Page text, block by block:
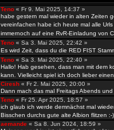
Teno « Fr 9. Mai 2025, 14:37 »
habe gestern mal wieder in alten Zeiten
vereinfachen habe ich heute mal alle
immernoch auf eine RvR-Einladung von
Teno « Sa 3. Mai 2025, 22:42 »
Es wird Zeit, dass du die RED FIST
Teno « Sa 3. Mai 2025, 22:40 »
Hallo! Hab gesehen, dass man mit dem
kann. Vielleicht spiel ich doch lieber
Ciresh « Fr 2. Mai 2025, 20:00 »
Dann mach das mal Freitags Abends
Teno « Fr 25. Apr 2025, 18:57 »
ich glaub ich werde demnächst mal
Bisschen durchs gute alte Albion flitzen :-)
aemande « Sa 8. Jun 2024, 18:59 »